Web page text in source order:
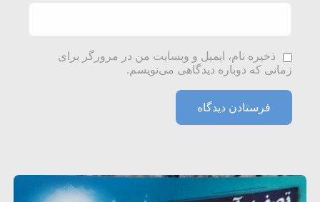
ذخیره نام، ایمیل و وبسایت من در مرورگر برای
زمانی که دوباره دیدگاهی می‌نویسم.